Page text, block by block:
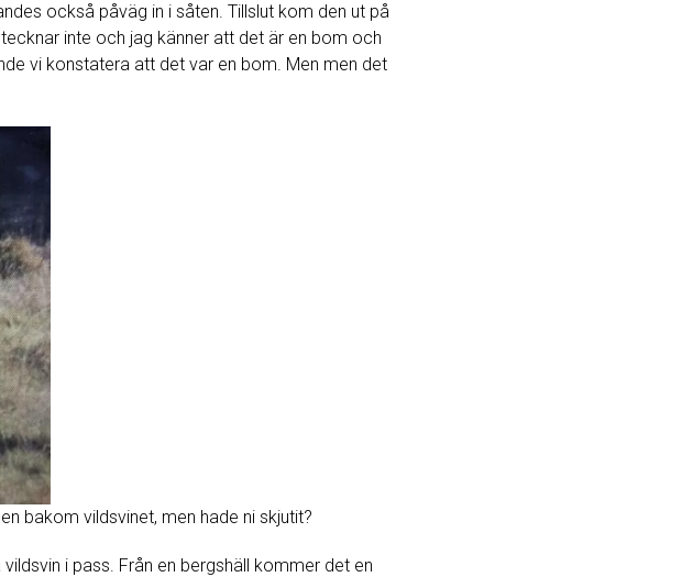
också påväg in i såten. Tillslut kom den ut på
inte och jag känner att det är en bom och
vi konstatera att det var en bom. Men men det
bakom vildsvinet, men hade ni skjutit?
i pass. Från en bergshäll kommer det en